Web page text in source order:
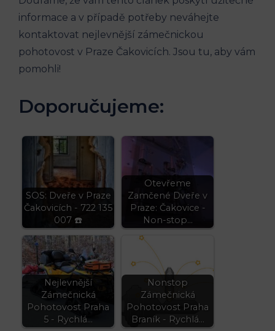
informace a v případě potřeby neváhejte
kontaktovat nejlevnější zámečnickou
pohotovost v Praze Čakovicích. Jsou tu, aby vám
pomohli!
Doporučujeme:
SOS: Dveře v Praze
Čakovicích - 722 135
007 ☎️
Otevřeme
Zamčené Dveře v
Praze: Čakovice -
Non-stop…
Nejlevnější
Zámečnická
Pohotovost Praha
5 - Rychlá…
Nonstop
Zámečnická
Pohotovost Praha
Braník - Rychlá…